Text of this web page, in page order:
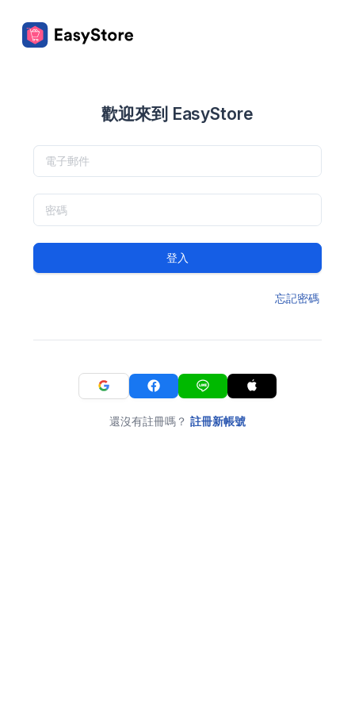
歡迎來到 EasyStore
登入
忘記密碼
還沒有註冊嗎？ 註冊新帳號